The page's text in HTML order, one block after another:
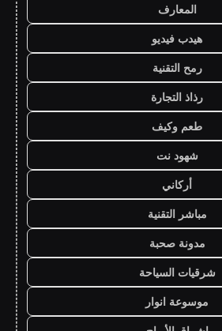
المعارف
هيدب فيديو
رمح التقنية
رذاذ التجارة
طعم وكيف
شهود نت
أركاني
مباشر التقنية
مدونة صحبة
شرقيات السياحة
موسوعة انوار